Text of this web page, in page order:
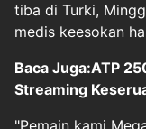
tiba di Turki,
medis keesokan
Baca Juga:ATP
Streaming
"Pemain kami